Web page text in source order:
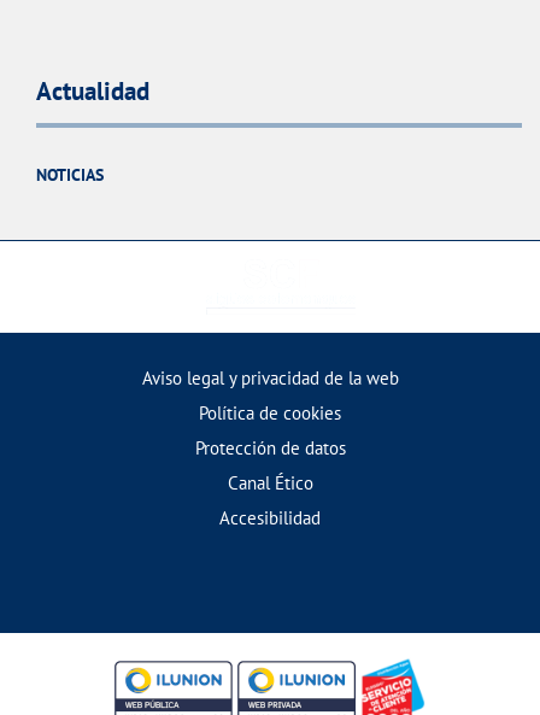
Actualidad
NOTICIAS
Aviso legal y privacidad de la web
Política de cookies
Protección de datos
Canal Ético
Accesibilidad